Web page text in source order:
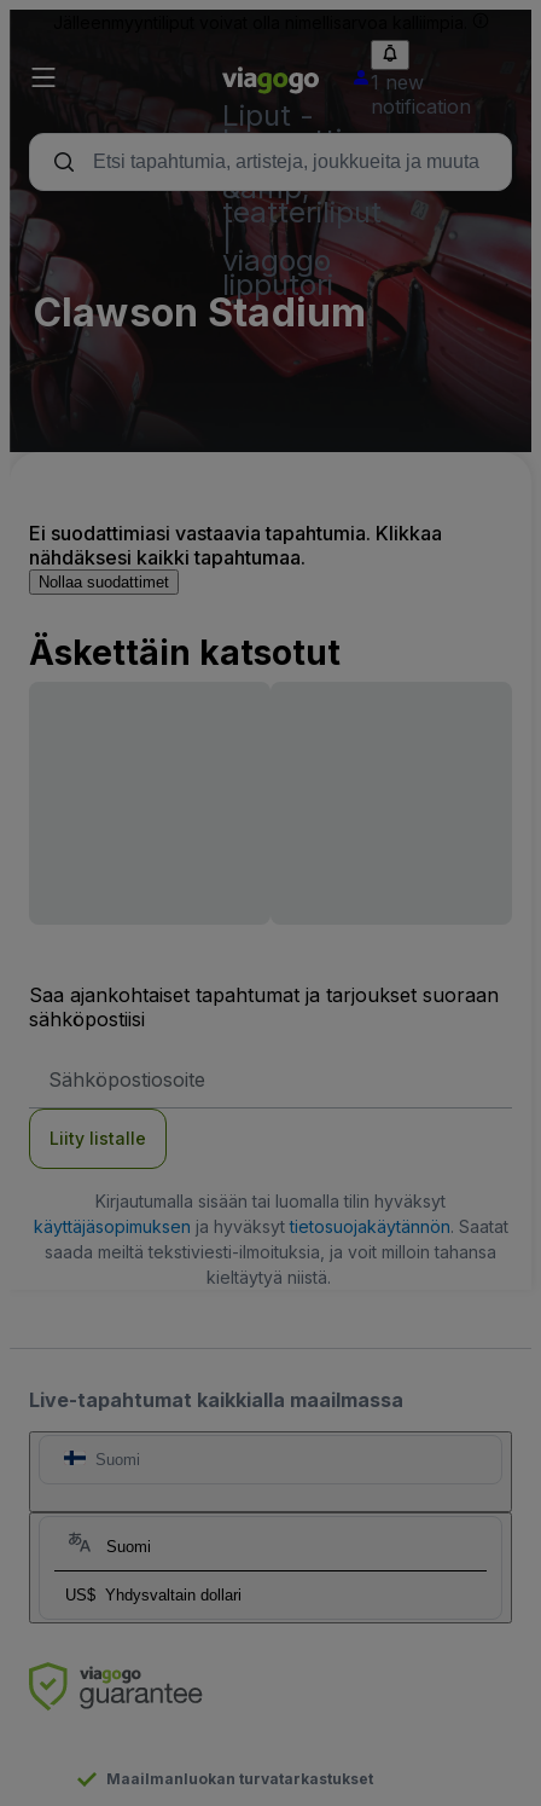
Liput -
konsertti,
urheilu
&amp;
teatteriliput
viagogo
lipputori
1 new
notification
Clawson Stadium
Ei suodattimiasi vastaavia tapahtumia. Klikkaa
nähdäksesi kaikki tapahtumaa.
Nollaa suodattimet
Äskettäin katsotut
Saa ajankohtaiset tapahtumat ja tarjoukset suoraan
sähköpostiisi
Liity listalle
Kirjautumalla sisään tai luomalla tilin hyväksyt
käyttäjäsopimuksen ja hyväksyttietosuojakäytännön. Saatat
saada meiltä tekstiviesti-ilmoituksia, ja voit milloin tahansa
kieltäytyä niistä.
Live-tapahtumat kaikkialla maailmassa
Suomi
Suomi
US$ Yhdysvaltain dollari
Maailmanluokan turvatarkastukset